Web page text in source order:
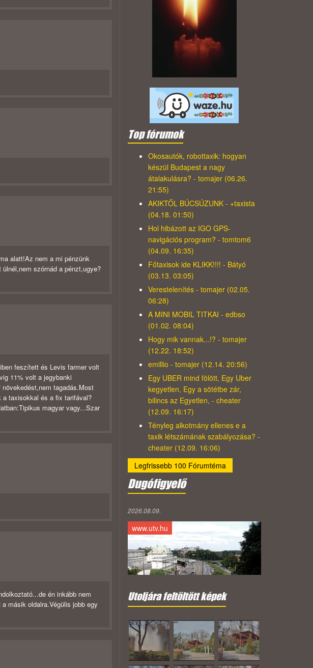
alatt!Az nem a mi pénzünk
szórnád a pénzt,ugye?
feszített és Levis farmer volt
11% volt a jegybanki
tagadás.Most
a taxisokkal és a fix tarifával?
magyar vagy...Szar
én inkább nem
másik oldalra.Végülis jobb egy
Top fórumok
Okosautók, robottaxik: hogyan
készül Budapest a nagy
átalakulásra? - tomajer (06.26.
21:55)
AKIKTŐL BÚCSÚZUNK - +taxista
(04.18. 01:50)
Hol hibázott az IGO GPS-
navigációs program? - tomtom6
(04.09. 16:35)
Főtaxisok ide KLIKK!!!! - Bátyó
(03.13. 03:05)
Verestelenítés - tomajer (02.05.
06:28)
A MINI MOBIL TITKAI - edbso
(01.02. 08:04)
Hogy mik vannak...!? - tomajer
(12.22. 18:52)
emillio - tomajer (12.14. 20:56)
Egy UBER mind fölött, Egy Uber
kegyetlen, Egy a sötétbe zár,
bilincs az Egyetlen, - cheater
(12.09. 16:17)
Tényleg alkotmány ellenes e a
taxik létszámának szabályozása? -
cheater (12.09. 16:06)
Legfrissebb 100 Fórumtéma
Dugófigyelő
2026.08.09.
www.utv.hu
Utoljára feltöltött képek